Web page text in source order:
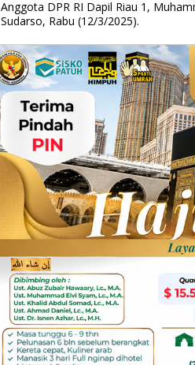
Anggota DPR RI Dapil Riau 1,
Sudarso, Rabu (12/3/2025).